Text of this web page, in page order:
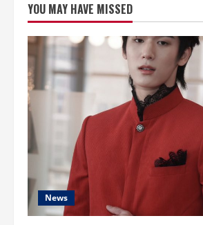
เพลง
“17
(HOO
HOO)
|
ส่ง
กต์
“BRIGHTNENG
“VIBES”
SESSION”
YOU MAY HAVE MISSED
News